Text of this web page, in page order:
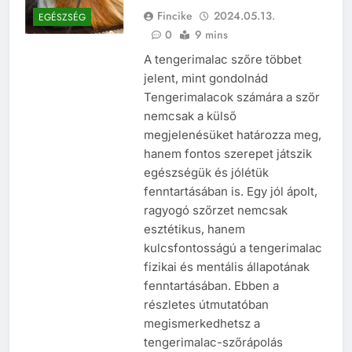
EGÉSZSÉG Fincike
2024.05.13.
0
9 mins
A tengerimalac szőre többet
jelent, mint gondolnád
Tengerimalacok számára a szőr
nemcsak a külső
megjelenésüket határozza meg,
hanem fontos szerepet játszik
egészségük és jólétük
fenntartásában is. Egy jól ápolt,
ragyogó szőrzet nemcsak
esztétikus, hanem
kulcsfontosságú a tengerimalac
fizikai és mentális állapotának
fenntartásában. Ebben a
részletes útmutatóban
megismerkedhetsz a
tengerimalac-szőrápolás